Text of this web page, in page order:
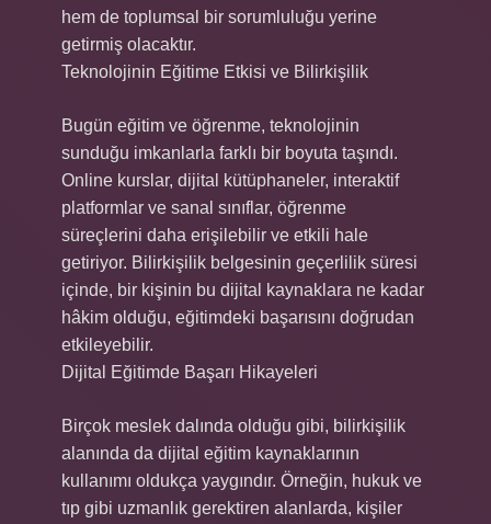
hem de toplumsal bir sorumluluğu yerine
getirmiş olacaktır.
Teknolojinin Eğitime Etkisi ve Bilirkişilik
Bugün eğitim ve öğrenme, teknolojinin
sunduğu imkanlarla farklı bir boyuta taşındı.
Online kurslar, dijital kütüphaneler, interaktif
platformlar ve sanal sınıflar, öğrenme
süreçlerini daha erişilebilir ve etkili hale
getiriyor. Bilirkişilik belgesinin geçerlilik süresi
içinde, bir kişinin bu dijital kaynaklara ne kadar
hâkim olduğu, eğitimdeki başarısını doğrudan
etkileyebilir.
Dijital Eğitimde Başarı Hikayeleri
Birçok meslek dalında olduğu gibi, bilirkişilik
alanında da dijital eğitim kaynaklarının
kullanımı oldukça yaygındır. Örneğin, hukuk ve
tıp gibi uzmanlık gerektiren alanlarda, kişiler